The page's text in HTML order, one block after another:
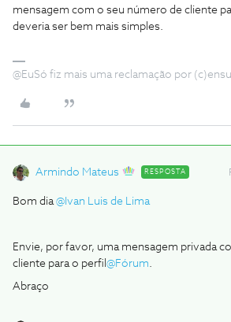
mensagem com o seu número de cliente
deveria ser bem mais simples.
@EuSó fiz mais uma reclamação por
Armindo Mateus RESPOSTA
Bom dia@Ivan Luis de Lima
Envie, por favor, uma mensagem privada
cliente para o perfil @Fórum.
Abraço